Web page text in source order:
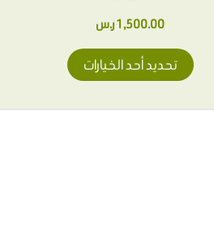
1,500.00ر.س
تحديد أحد الخيارات